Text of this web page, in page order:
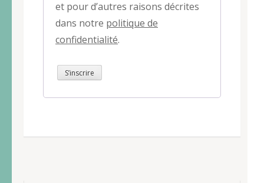
et pour d’autres raisons décrites
dans notre politique de
confidentialité.
S’inscrire